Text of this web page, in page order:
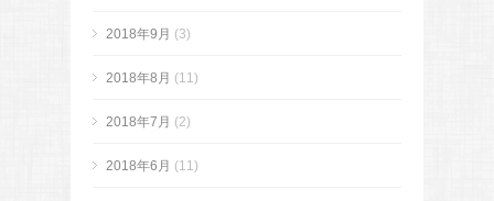
2018年9月 (3)
2018年8月 (11)
2018年7月 (2)
2018年6月 (11)